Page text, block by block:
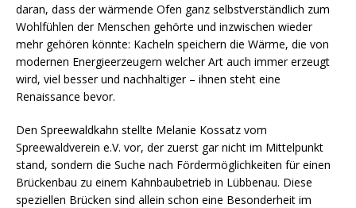
daran, dass der wärmende Ofen ganz selbstverständlich zum
Wohlfühlen der Menschen gehörte und inzwischen wieder
mehr gehören könnte: Kacheln speichern die Wärme, die von
modernen Energieerzeugern welcher Art auch immer erzeugt
wird, viel besser und nachhaltiger – ihnen steht eine
Renaissance bevor.
Den Spreewaldkahn stellte Melanie Kossatz vom
Spreewaldverein e.V. vor, der zuerst gar nicht im Mittelpunkt
stand, sondern die Suche nach Fördermöglichkeiten für einen
Brückenbau zu einem Kahnbaubetrieb in Lübbenau. Diese
speziellen Brücken sind allein schon eine Besonderheit im